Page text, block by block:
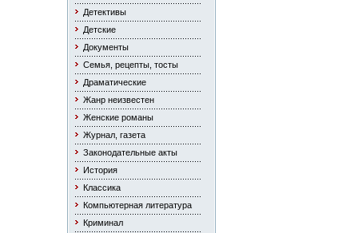
Детективы
Детские
Документы
Семья, рецепты, тосты
Драматические
Жанр неизвестен
Женские романы
Журнал, газета
Законодательные акты
История
Классика
Компьютерная литература
Криминал